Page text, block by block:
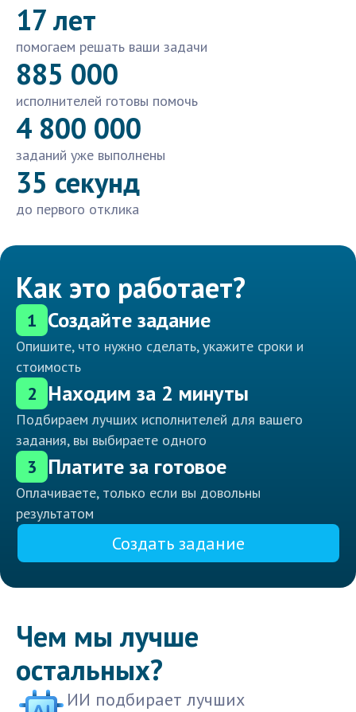
17 лет
помогаем решать ваши задачи
885 000
исполнителей готовы помочь
4 800 000
заданий уже выполнены
35 секунд
до первого отклика
Как это работает?
1 Создайте задание
Опишите, что нужно сделать, укажите сроки и
стоимость
2 Находим за 2 минуты
Подбираем лучших исполнителей для вашего
задания, вы выбираете одного
3 Платите за готовое
Оплачиваете, только если вы довольны
результатом
Создать задание
Чем мы лучше
остальных?
ИИ подбирает лучших